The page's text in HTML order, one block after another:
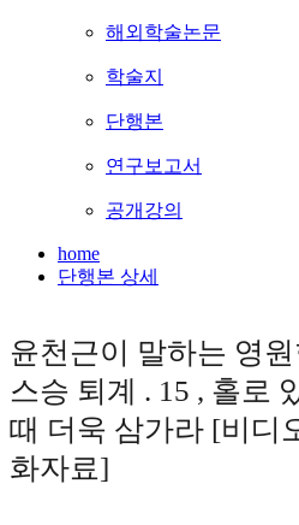
해외학술논문
학술지
단행본
연구보고서
공개강의
home
단행본 상세
윤천근이 말하는 영
스승 퇴계 . 15 , 홀로
때 더욱 삼가라 [비디
화자료]